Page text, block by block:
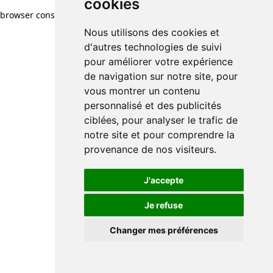
cookies
Nous utilisons des cookies et
d'autres technologies de suivi
pour améliorer votre expérience
de navigation sur notre site, pour
vous montrer un contenu
personnalisé et des publicités
ciblées, pour analyser le trafic de
notre site et pour comprendre la
provenance de nos visiteurs.
J'accepte
Je refuse
Changer mes préférences
browser console for more information)